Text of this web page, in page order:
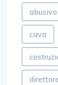
abusivo
cava